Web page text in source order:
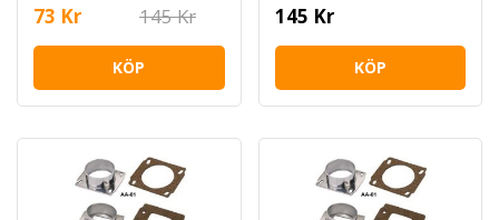
73 Kr 145 Kr
KÖP
145 Kr
KÖP